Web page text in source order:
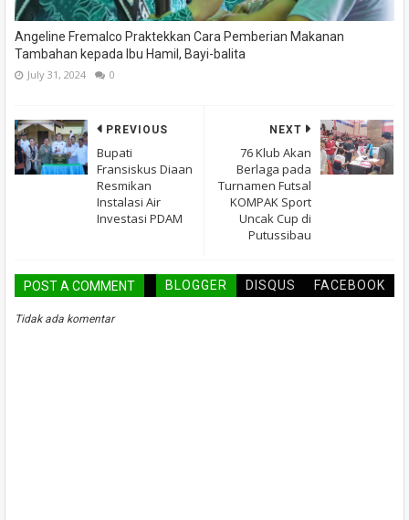
Angeline Fremalco Praktekkan Cara Pemberian Makanan
Tambahan kepada Ibu Hamil, Bayi-balita
July 31, 2024 0
NEXT
76 Klub Akan
Berlaga pada
Turnamen Futsal
KOMPAK Sport
Uncak Cup di
Putussibau
PREVIOUS
Bupati
Fransiskus Diaan
Resmikan
Instalasi Air
Investasi PDAM
POST A COMMENT BLOGGER DISQUS FACEBOOK
Tidak ada komentar